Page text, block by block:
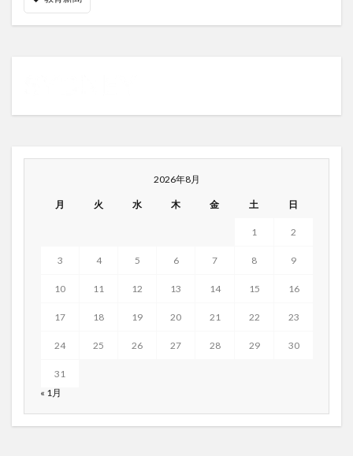
2026年8月
月 火 水 木 金 土 日
1 2
3 4 5 6 7 8 9
10 11 12 13 14 15 16
17 18 19 20 21 22 23
24 25 26 27 28 29 30
31
« 1月